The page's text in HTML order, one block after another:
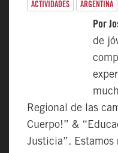
ACTIVIDADES ARGENTINA
Por
de
Regional de las
Cuerpo!” &
Justicia”. Estamos